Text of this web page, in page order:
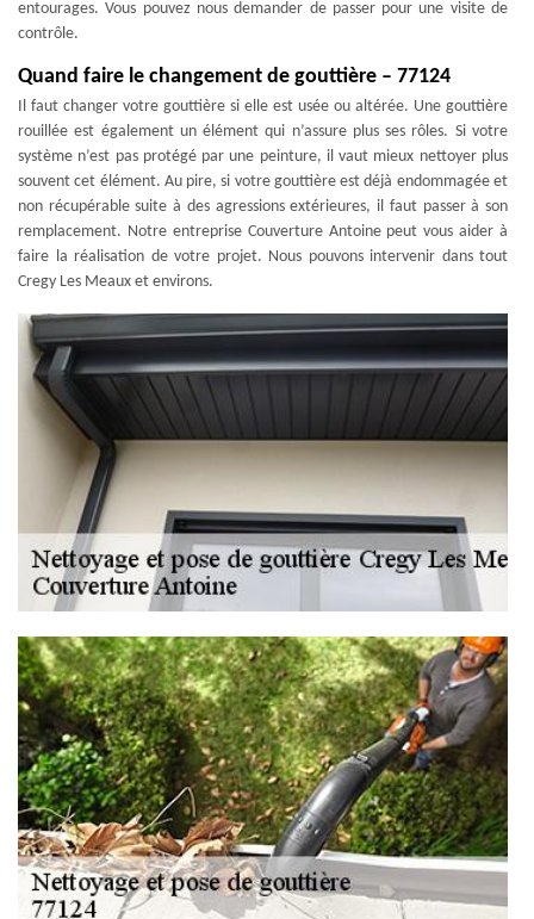
entourages. Vous pouvez nous demander de passer pour une visite de
contrôle.
Quand faire le changement de gouttière – 77124
Il faut changer votre gouttière si elle est usée ou altérée. Une gouttière
rouillée est également un élément qui n’assure plus ses rôles. Si votre
système n’est pas protégé par une peinture, il vaut mieux nettoyer plus
souvent cet élément. Au pire, si votre gouttière est déjà endommagée et
non récupérable suite à des agressions extérieures, il faut passer à son
remplacement. Notre entreprise Couverture Antoine peut vous aider à
faire la réalisation de votre projet. Nous pouvons intervenir dans tout
Cregy Les Meaux et environs.